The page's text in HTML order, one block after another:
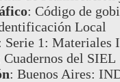
: Código de
Local
Serie 1: Materiales
del SIEL
: Buenos Aires: